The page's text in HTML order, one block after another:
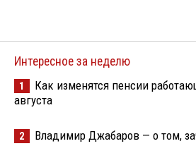
Интересное за неделю
1
Как изменятся пенсии
августа
2 Владимир Джабаров — о том,